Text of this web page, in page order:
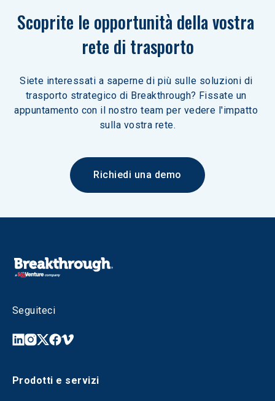
Scoprite le opportunità della vostra
rete di trasporto
Siete interessati a saperne di più sulle soluzioni di
trasporto strategico di Breakthrough? Fissate un
appuntamento con il nostro team per vedere l'impatto
sulla vostra rete.
Richiedi una demo
Seguiteci
Prodotti e servizi